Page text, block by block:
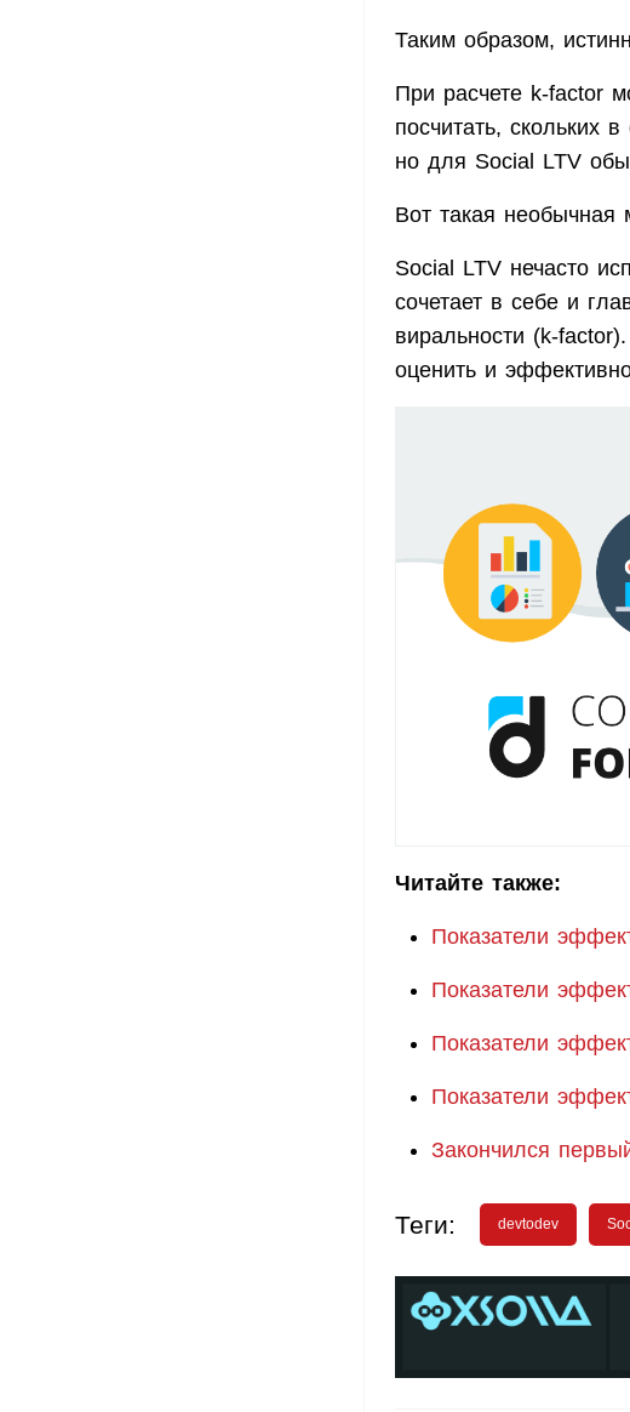
Таким образом,
При расчете k-factor
посчитать, скольких
но для Social LTV
Вот такая необычная
Social LTV нечасто
сочетает в себе и
виральности (k-
оценить и
Читайте также:
Показатели
Показатели
Показатели
Показатели
Закончился
Теги: devtodev